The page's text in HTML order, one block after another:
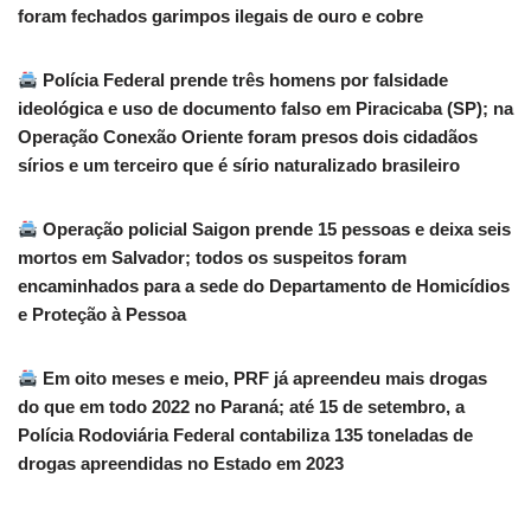
foram fechados garimpos ilegais de ouro e cobre
Polícia Federal prende três homens por falsidade
ideológica e uso de documento falso em Piracicaba (SP); na
Operação Conexão Oriente foram presos dois cidadãos
sírios e um terceiro que é sírio naturalizado brasileiro
Operação policial Saigon prende 15 pessoas e deixa seis
mortos em Salvador; todos os suspeitos foram
encaminhados para a sede do Departamento de Homicídios
e Proteção à Pessoa
Em oito meses e meio, PRF já apreendeu mais drogas
do que em todo 2022 no Paraná; até 15 de setembro, a
Polícia Rodoviária Federal contabiliza 135 toneladas de
drogas apreendidas no Estado em 2023